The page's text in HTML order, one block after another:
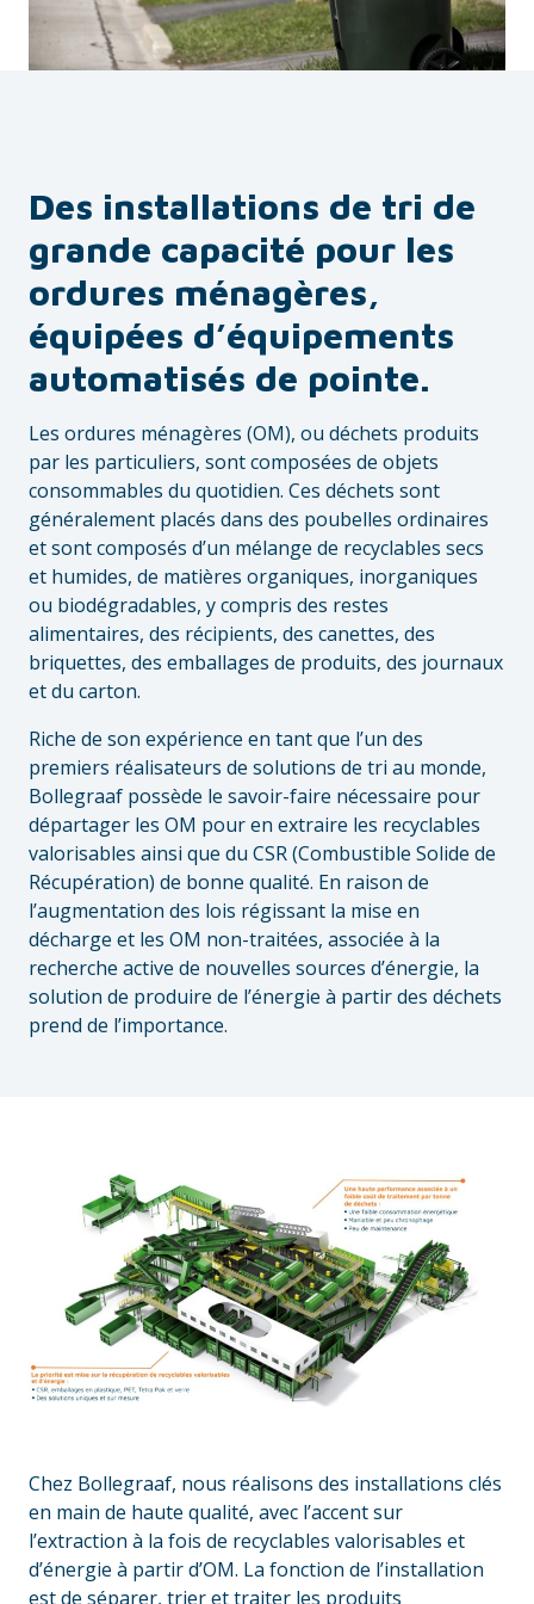
Des installations de tri de
grande capacité pour les
ordures ménagères,
équipées d’équipements
automatisés de pointe.
Les ordures ménagères (OM), ou déchets produits
par les particuliers, sont composées de objets
consommables du quotidien. Ces déchets sont
généralement placés dans des poubelles ordinaires
et sont composés d’un mélange de recyclables secs
et humides, de matières organiques, inorganiques
ou biodégradables, y compris des restes
alimentaires, des récipients, des canettes, des
briquettes, des emballages de produits, des journaux
et du carton.
Riche de son expérience en tant que l’un des
premiers réalisateurs de solutions de tri au monde,
Bollegraaf possède le savoir-faire nécessaire pour
départager les OM pour en extraire les recyclables
valorisables ainsi que du CSR (Combustible Solide de
Récupération) de bonne qualité. En raison de
l’augmentation des lois régissant la mise en
décharge et les OM non-traitées, associée à la
recherche active de nouvelles sources d’énergie, la
solution de produire de l’énergie à partir des déchets
prend de l’importance.
Chez Bollegraaf, nous réalisons des installations clés
en main de haute qualité, avec l’accent sur
l’extraction à la fois de recyclables valorisables et
d’énergie à partir d’OM. La fonction de l’installation
est de séparer, trier et traiter les produits